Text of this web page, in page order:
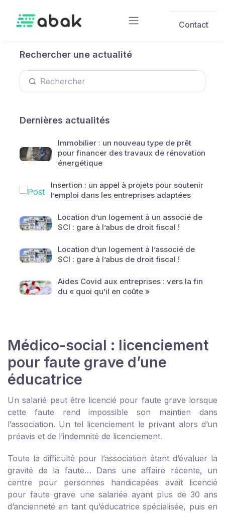
Contact
Rechercher une actualité
Dernières actualités
Immobilier : un nouveau type de prêt
pour financer des travaux de rénovation
énergétique
Insertion : un appel à projets pour soutenir
l’emploi dans les entreprises adaptées
Location d’un logement à un associé de
SCI : gare à l’abus de droit fiscal !
Location d’un logement à l’associé de
SCI : gare à l’abus de droit fiscal !
Aides Covid aux entreprises : vers la fin
du « quoi qu’il en coûte »
Médico-social : licenciement
pour faute grave d’une
éducatrice
Un salarié peut être licencié pour faute grave lorsque
cette faute rend impossible son maintien dans
l’association. Un tel licenciement le privant alors d’un
préavis et de l’indemnité de licenciement.
Toute la difficulté pour l’association étant d’évaluer la
gravité de la faute… Dans une affaire récente, un
centre pour personnes handicapées avait licencié
pour faute grave une salariée ayant plus de 30 ans
d’ancienneté en tant qu’éducatrice spécialisée, puis en